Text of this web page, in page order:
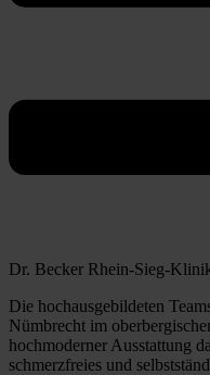
Dr. Becker Rhein-Sieg-
Die hochausgebildeten
Nümbrecht im
hochmoderner Ausstattung
schmerzfreies und